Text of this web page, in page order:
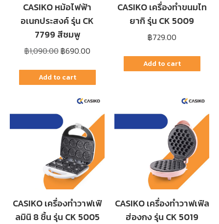
CASIKO หม้อไฟฟ้า
อเนกประสงค์ รุ่น CK
7799 สีชมพู
฿1,090.00Original
was:
฿690.00Current
Add to cart
CASIKO เครื่องทำขนมไท
ยากิ รุ่น CK 5009
฿729.00
Add to cart
CASIKO เครื่องทำวาฟเฟิ
ลมินิ 8 ชิ้น รุ่น CK 5005
CASIKO เครื่องทำวาฟเฟิล
ฮ่องกง รุ่น CK 5019